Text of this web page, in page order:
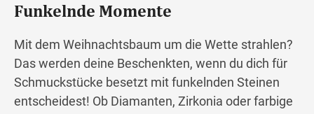
Funkelnde Momente
Mit dem Weihnachtsbaum um die Wette strahlen?
Das werden deine Beschenkten, wenn du dich für
Schmuckstücke besetzt mit funkelnden Steinen
entscheidest! Ob Diamanten, Zirkonia oder farbige